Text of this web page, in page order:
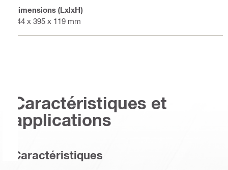
Dimensions (LxlxH)
444 x 395 x 119 mm
Caractéristiques et
applications
Caractéristiques